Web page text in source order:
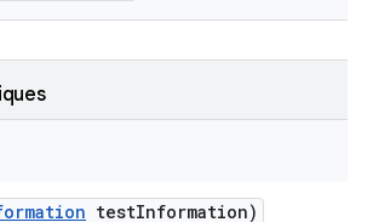
testInformation)